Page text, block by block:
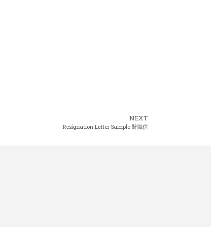
NEXT
Resignation Letter Sample 辭職信